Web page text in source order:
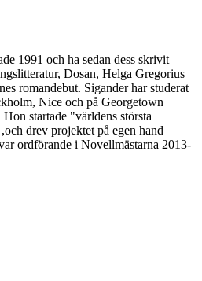
1991 och ha sedan dess skrivit
Dosan, Helga Gregorius
romandebut. Sigander har studerat
Nice och på Georgetown
startade "världens största
drev projektet på egen hand
ordförande i Novellmästarna 2013-